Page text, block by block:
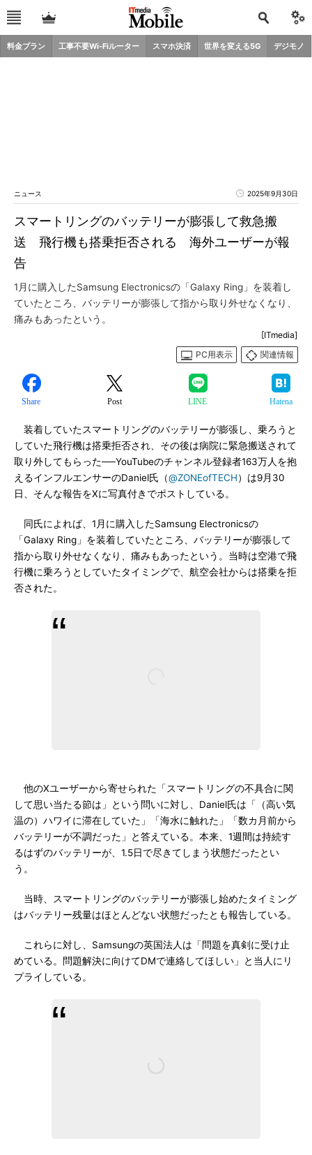
料金プラン 工事不要Wi-Fiルーター スマホ決済 世界を変える5G デジモノ
ニュース 2025年9月30日
スマートリングのバッテリーが膨張して救急搬
送 飛行機も搭乗拒否される 海外ユーザーが報
告
1月に購入したSamsung Electronicsの「Galaxy Ring」を装着し
ていたところ、バッテリーが膨張して指から取り外せなくなり、
痛みもあったという。
[ITmedia]
PC用表示
関連情報
Share Post LINE Hatena
装着していたスマートリングのバッテリーが膨張し、乗ろうと
していた飛行機は搭乗拒否され、その後は病院に緊急搬送されて
取り外してもらった──YouTubeのチャンネル登録者163万人を抱
えるインフルエンサーのDaniel氏（@ZONEofTECH）は9月30
日、そんな報告をXに写真付きでポストしている。
同氏によれば、1月に購入したSamsung Electronicsの
「Galaxy Ring」を装着していたところ、バッテリーが膨張して
指から取り外せなくなり、痛みもあったという。当時は空港で飛
行機に乗ろうとしていたタイミングで、航空会社からは搭乗を拒
否された。
他のXユーザーから寄せられた「スマートリングの不具合に関
して思い当たる節は」という問いに対し、Daniel氏は「（高い気
温の）ハワイに滞在していた」「海水に触れた」「数カ月前から
バッテリーが不調だった」と答えている。本来、1週間は持続す
るはずのバッテリーが、1.5日で尽きてしまう状態だったとい
う。
当時、スマートリングのバッテリーが膨張し始めたタイミング
はバッテリー残量はほとんどない状態だったとも報告している。
これらに対し、Samsungの英国法人は「問題を真剣に受け止
めている。問題解決に向けてDMで連絡してほしい」と当人にリ
プライしている。